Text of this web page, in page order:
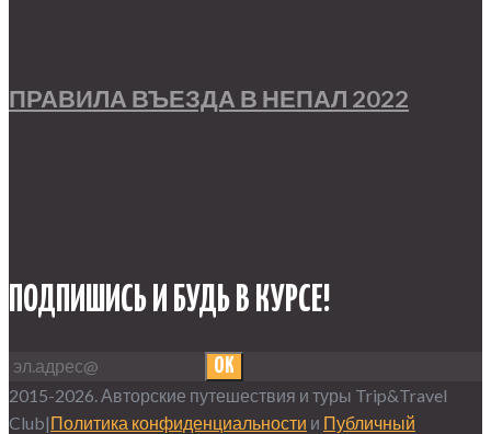
ПРАВИЛА ВЪЕЗДА В НЕПАЛ 2022
ПОДПИШИСЬ И БУДЬ В КУРСЕ!
OK
2015-2026. Авторские путешествия и туры Trip&Travel
Club|Политика конфиденциальности и Публичный